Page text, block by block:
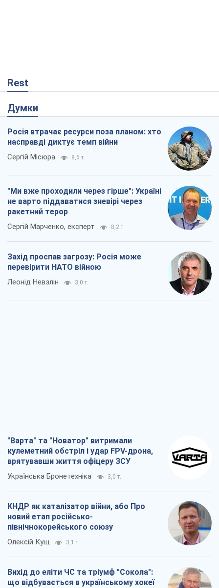
Rest
Думки
Росія втрачає ресурси поза планом: хто
насправді диктує темп війни
Сергій Місюра 8,6 т.
"Ми вже проходили через гірше": Україні
не варто піддаватися зневірі через
ракетний терор
Сергій Марченко, експерт 8,2 т.
Захід проспав загрозу: Росія може
перевірити НАТО війною
Леонід Невзлін 3,0 т.
"Варта" та "Новатор" витримали
кулеметний обстріл і удар FPV-дрона,
врятувавши життя офіцеру ЗСУ
Українська Бронетехніка 3,0 т.
КНДР як каталізатор війни, або Про
новий етап російсько-
північнокорейського союзу
Олексій Кущ 3,1 т.
Вихід до еліти ЧС та тріумф "Сокола":
що відбувається в українському хокеї